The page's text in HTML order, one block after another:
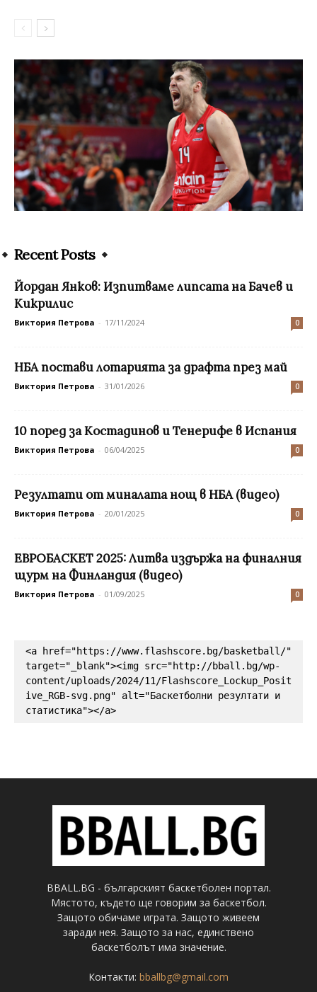
Recent Posts
Йордан Янков: Изпитваме липсата на Бачев и
Кикрилис
Виктория Петрова - 17/11/2024 0
НБА постави лотарията за драфта през май
Виктория Петрова - 31/01/2026 0
10 поред за Костадинов и Тенерифе в Испания
Виктория Петрова - 06/04/2025 0
Резултати от миналата нощ в НБА (видео)
Виктория Петрова - 20/01/2025 0
ЕВРОБАСКЕТ 2025: Литва издържа на финалния
щурм на Финландия (видео)
Виктория Петрова - 01/09/2025 0
<a href="https://www.flashscore.bg/basketball/"
target="_blank"><img src="http://bball.bg/wp-
content/uploads/2024/11/Flashscore_Lockup_Posit
ive_RGB-svg.png" alt="Баскетболни резултати и
статистика"></a>
BBALL.BG - българският баскетболен портал.
Мястото, където ще говорим за баскетбол.
Защото обичаме играта. Защото живеем
заради нея. Защото за нас, единствено
баскетболът има значение.
Контакти: bballbg@gmail.com